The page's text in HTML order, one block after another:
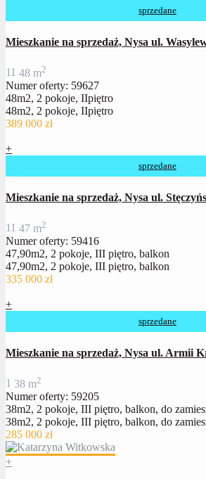
sprzedane
Mieszkanie na sprzedaż, Nysa ul.
11 48 m2
Numer oferty: 59627
48m2, 2 pokoje, IIpiętro
48m2, 2 pokoje, IIpiętro
389 000 zł
+
sprzedane
Mieszkanie na sprzedaż, Nysa ul.
11 47 m2
Numer oferty: 59416
47,90m2, 2 pokoje, III piętro, balkon
47,90m2, 2 pokoje, III piętro, balkon
335 000 zł
+
sprzedane
Mieszkanie na sprzedaż, Nysa ul. Armii
1 38 m2
Numer oferty: 59205
38m2, 2 pokoje, III piętro, balkon, do
38m2, 2 pokoje, III piętro, balkon, do
285 000 zł
+